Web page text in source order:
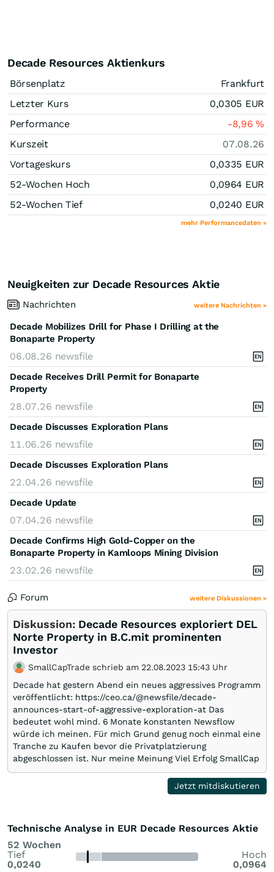
Decade Resources Aktienkurs
Börsenplatz
Frankfurt
Letzter Kurs
0,0305 EUR
Performance
-8,96%
Kurszeit
07.08.26
Vortageskurs
0,0335 EUR
52-Wochen Hoch
0,0964 EUR
52-Wochen Tief
0,0240 EUR
mehr Performancedaten »
Neuigkeiten zur Decade Resources Aktie
Nachrichten weitere Nachrichten »
Decade Mobilizes Drill for Phase I Drilling at the
Bonaparte Property
06.08.26 newsfile
Decade Receives Drill Permit for Bonaparte
Property
28.07.26 newsfile
Decade Discusses Exploration Plans
11.06.26 newsfile
Decade Discusses Exploration Plans
22.04.26 newsfile
Decade Update
07.04.26 newsfile
Decade Confirms High Gold-Copper on the
Bonaparte Property in Kamloops Mining Division
23.02.26 newsfile
Forum weitere Diskussionen »
Diskussion: Decade Resources exploriert DEL
Norte Property in B.C.mit prominenten
Investor
SmallCapTrade schrieb am 22.08.2023 15:43 Uhr
Decade hat gestern Abend ein neues aggressives Programm
veröffentlicht: https://ceo.ca/@newsfile/decade-
announces-start-of-aggressive-exploration-at Das
bedeutet wohl mind. 6 Monate konstanten Newsflow
würde ich meinen. Für mich Grund genug noch einmal eine
Tranche zu Kaufen bevor die Privatplatzierung
abgeschlossen ist. Nur meine Meinung Viel Erfolg SmallCap
Jetzt mitdiskutieren
Technische Analyse in EUR Decade Resources Aktie
52 Wochen
Tief
0,0240
Hoch
0,0964